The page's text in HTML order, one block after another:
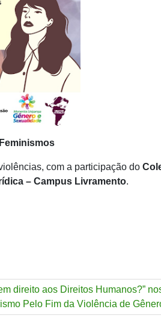
com a participação do
– Campus Livramento.
direito aos Direitos Humanos?”
Pelo Fim da Violência de